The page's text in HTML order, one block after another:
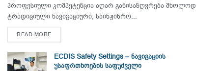
პროფესიული კომპეტენცია აღარ განისაზღვრება მხოლოდ
ტრადიციული ნავიგაციური, საინჟინრო...
READ MOREDETAILS
ECDIS Safety Settings – ნავიგაციის
უსაფრთხოების საფუძველი